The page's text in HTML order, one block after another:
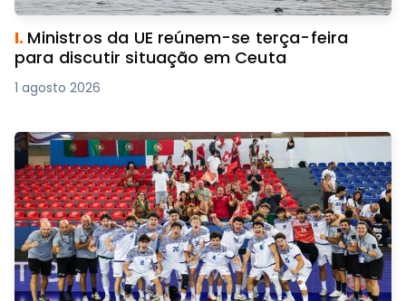
I. Ministros da UE reúnem-se terça-feira
para discutir situação em Ceuta
1 agosto 2026